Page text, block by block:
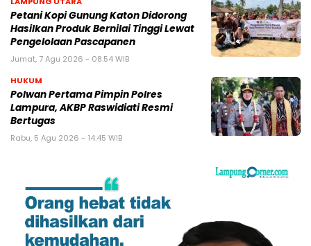
Petani Kopi Gunung Katon Didorong
Hasilkan Produk Bernilai Tinggi Lewat
Pengelolaan Pascapanen
Jumat, 7 Agu 2026 - 08:54 WIB
HUKUM
Polwan Pertama Pimpin Polres
Lampura, AKBP Raswidiati Resmi
Bertugas
Rabu, 5 Agu 2026 - 14:45 WIB